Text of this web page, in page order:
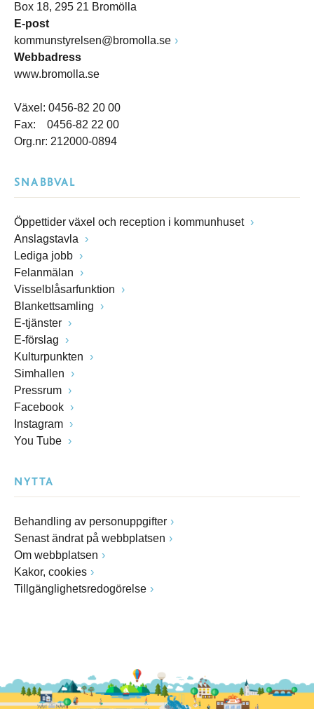
Box 18, 295 21 Bromölla
E-post
kommunstyrelsen@bromolla.se
Webbadress
www.bromolla.se
Växel: 0456-82 20 00
Fax: 0456-82 22 00
Org.nr: 212000-0894
SNABBVAL
Öppettider växel och reception i kommunhuset
Anslagstavla
Lediga jobb
Felanmälan
Visselblåsarfunktion
Blankettsamling
E-tjänster
E-förslag
Kulturpunkten
Simhallen
Pressrum
Facebook
Instagram
You Tube
NYTTA
Behandling av personuppgifter
Senast ändrat på webbplatsen
Om webbplatsen
Kakor, cookies
Tillgänglighetsredogörelse